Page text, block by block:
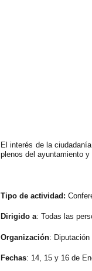
El interés de la
plenos del ayuntamiento y
Tipo de actividad:
Dirigido a: Todas las
Organización:
Fechas: 14, 15 y 16 de